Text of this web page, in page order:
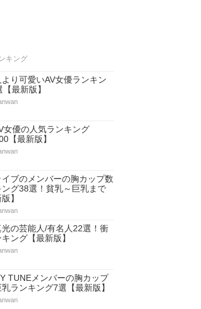
キング
り可愛いAV女優ランキン
最新版】
女優の人気ランキング
【最新版】
イブのメンバーの胸カップ数
ング38選！貧乳～巨乳まで
】
の芸能人/有名人22選！衝
ング【最新版】
TUNEメンバーの胸カップ
ランキング7選【最新版】